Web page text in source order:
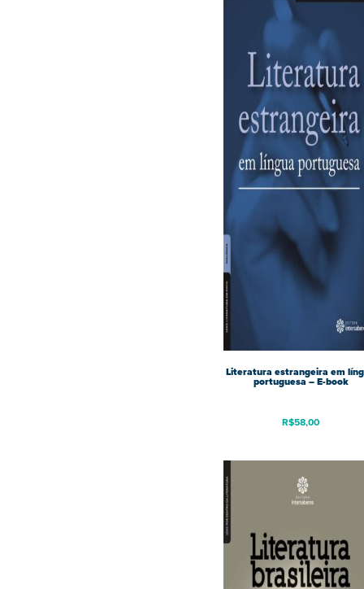
Literatura estrangeira em
portuguesa – E-book
R$58,00